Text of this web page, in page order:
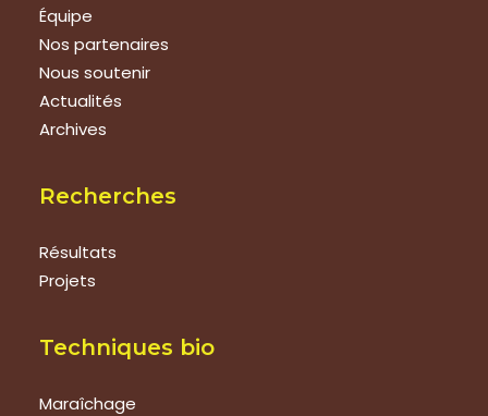
Équipe
Nos partenaires
Nous soutenir
Actualités
Archives
Recherches
Résultats
Projets
Techniques bio
Maraîchage